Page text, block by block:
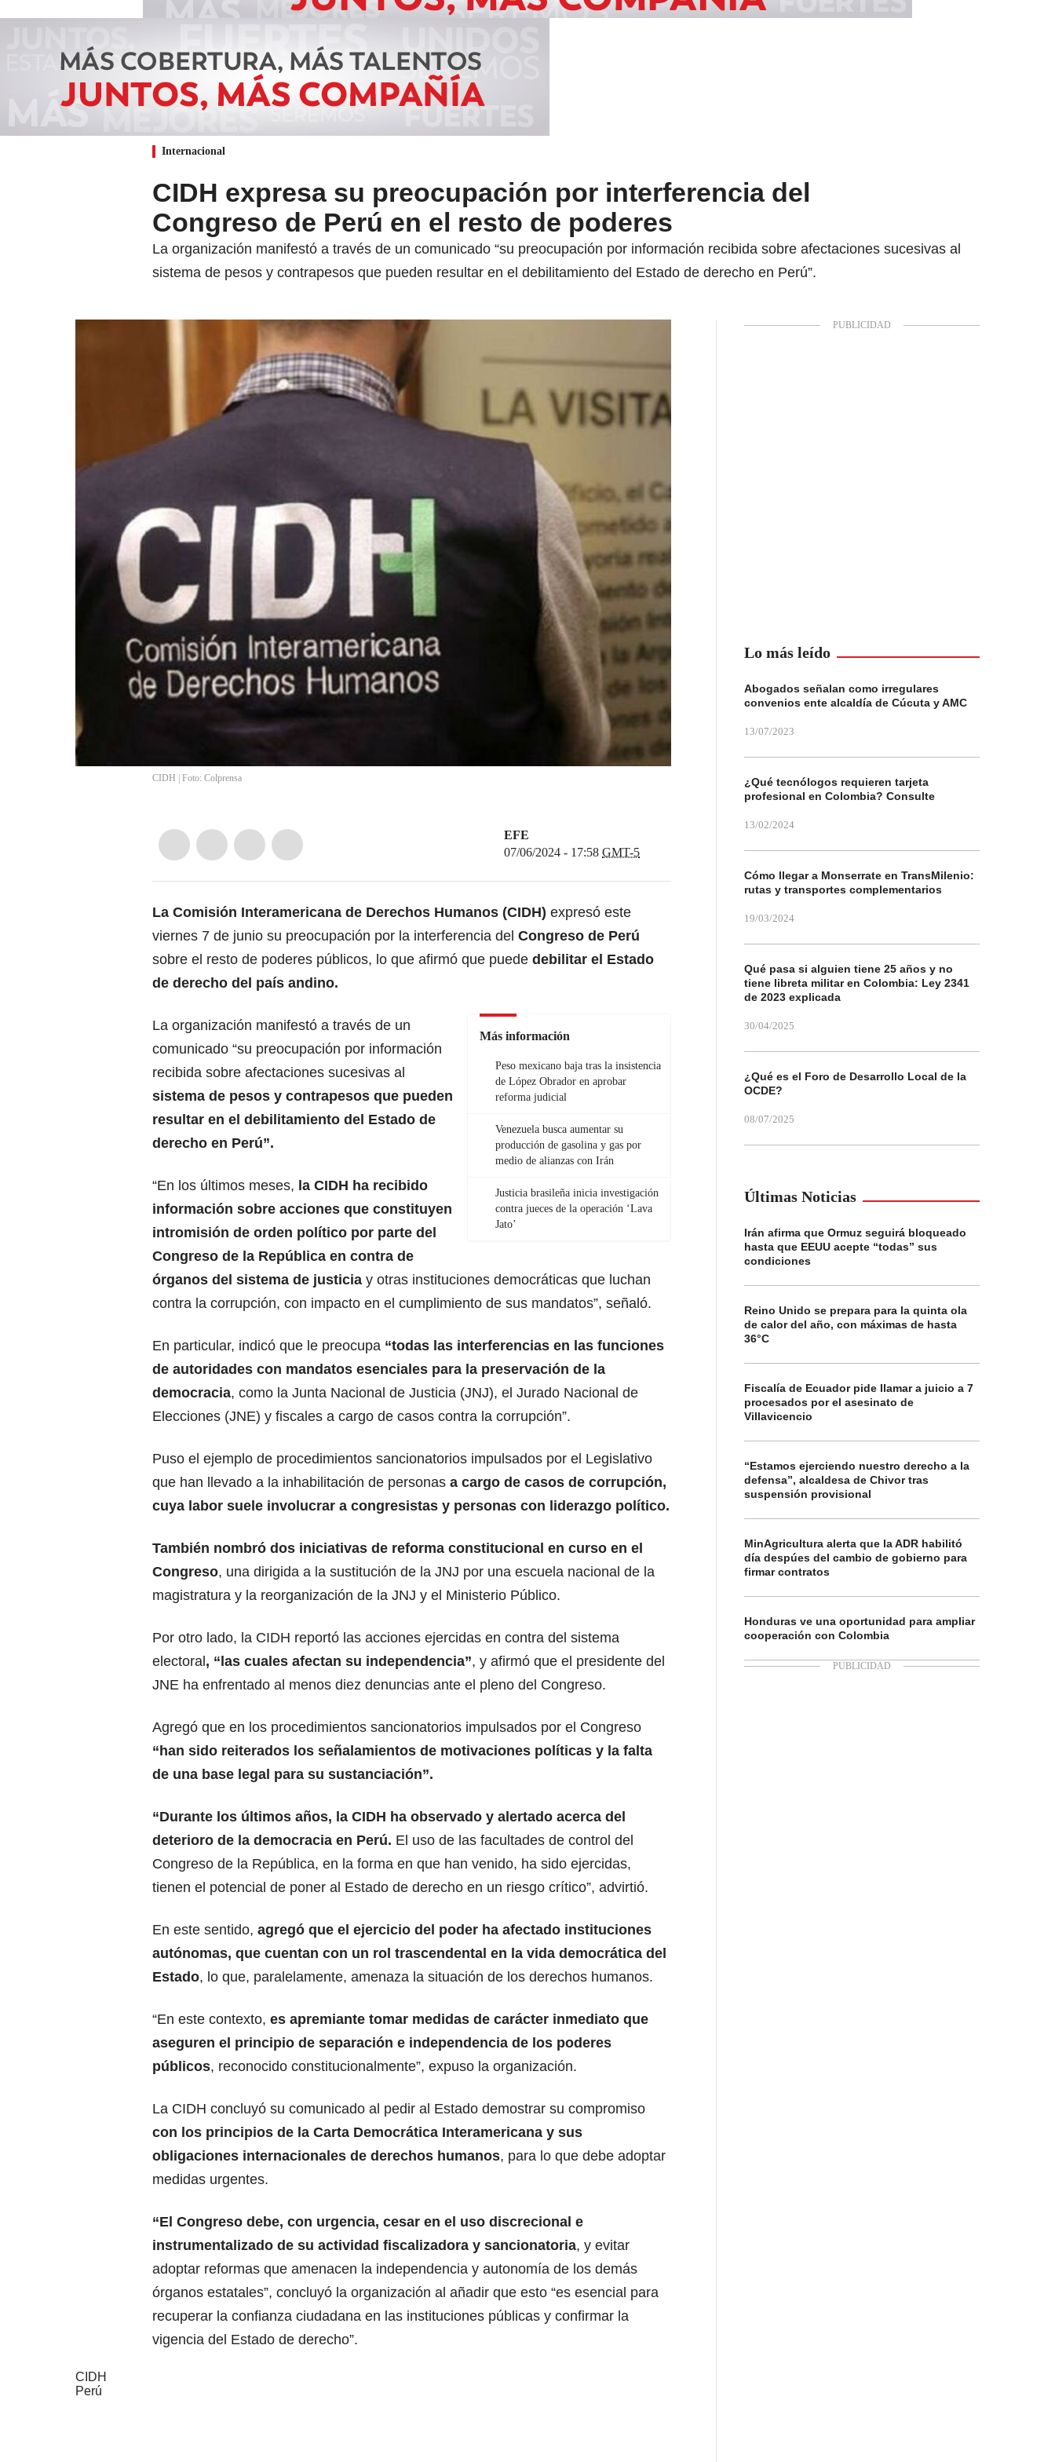
Internacional
CIDH expresa su preocupación por interferencia del
Congreso de Perú en el resto de poderes
La organización manifestó a través de un comunicado “su preocupación por información recibida sobre afectaciones sucesivas al
sistema de pesos y contrapesos que pueden resultar en el debilitamiento del Estado de derecho en Perú”.
CIDH | Foto: Colprensa
EFE
07/06/2024 - 17:58 GMT-5
La Comisión Interamericana de Derechos Humanos (CIDH) expresó este
viernes 7 de junio su preocupación por la interferencia del Congreso de Perú
sobre el resto de poderes públicos, lo que afirmó que puede debilitar el Estado
de derecho del país andino.
Más información
Peso mexicano baja tras la insistencia
de López Obrador en aprobar
reforma judicial
Venezuela busca aumentar su
producción de gasolina y gas por
medio de alianzas con Irán
Justicia brasileña inicia investigación
contra jueces de la operación ‘Lava
Jato’
La organización manifestó a través de un
comunicado “su preocupación por información
recibida sobre afectaciones sucesivas al
sistema de pesos y contrapesos que pueden
resultar en el debilitamiento del Estado de
derecho en Perú”.
“En los últimos meses, la CIDH ha recibido
información sobre acciones que constituyen
intromisión de orden político por parte del
Congreso de la República en contra de
órganos del sistema de justicia y otras instituciones democráticas que luchan
contra la corrupción, con impacto en el cumplimiento de sus mandatos”, señaló.
En particular, indicó que le preocupa “todas las interferencias en las funciones
de autoridades con mandatos esenciales para la preservación de la
democracia, como la Junta Nacional de Justicia (JNJ), el Jurado Nacional de
Elecciones (JNE) y fiscales a cargo de casos contra la corrupción”.
Puso el ejemplo de procedimientos sancionatorios impulsados por el Legislativo
que han llevado a la inhabilitación de personas a cargo de casos de corrupción,
cuya labor suele involucrar a congresistas y personas con liderazgo político.
También nombró dos iniciativas de reforma constitucional en curso en el
Congreso, una dirigida a la sustitución de la JNJ por una escuela nacional de la
magistratura y la reorganización de la JNJ y el Ministerio Público.
Por otro lado, la CIDH reportó las acciones ejercidas en contra del sistema
electoral , “las cuales afectan su independencia”, y afirmó que el presidente del
JNE ha enfrentado al menos diez denuncias ante el pleno del Congreso.
Agregó que en los procedimientos sancionatorios impulsados por el Congreso
“han sido reiterados los señalamientos de motivaciones políticas y la falta
de una base legal para su sustanciación”.
“Durante los últimos años, la CIDH ha observado y alertado acerca del
deterioro de la democracia en Perú. El uso de las facultades de control del
Congreso de la República, en la forma en que han venido, ha sido ejercidas,
tienen el potencial de poner al Estado de derecho en un riesgo crítico”, advirtió.
En este sentido, agregó que el ejercicio del poder ha afectado instituciones
autónomas, que cuentan con un rol trascendental en la vida democrática del
Estado, lo que, paralelamente, amenaza la situación de los derechos humanos.
“En este contexto, es apremiante tomar medidas de carácter inmediato que
aseguren el principio de separación e independencia de los poderes
públicos, reconocido constitucionalmente”, expuso la organización.
La CIDH concluyó su comunicado al pedir al Estado demostrar su compromiso
con los principios de la Carta Democrática Interamericana y sus
obligaciones internacionales de derechos humanos, para lo que debe adoptar
medidas urgentes.
“El Congreso debe, con urgencia, cesar en el uso discrecional e
instrumentalizado de su actividad fiscalizadora y sancionatoria, y evitar
adoptar reformas que amenacen la independencia y autonomía de los demás
órganos estatales”, concluyó la organización al añadir que esto “es esencial para
recuperar la confianza ciudadana en las instituciones públicas y confirmar la
vigencia del Estado de derecho”.
CIDH
Perú
Lo más leído
Abogados señalan como irregulares
convenios ente alcaldía de Cúcuta y AMC
13/07/2023
¿Qué tecnólogos requieren tarjeta
profesional en Colombia? Consulte
13/02/2024
Cómo llegar a Monserrate en TransMilenio:
rutas y transportes complementarios
19/03/2024
Qué pasa si alguien tiene 25 años y no
tiene libreta militar en Colombia: Ley 2341
de 2023 explicada
30/04/2025
¿Qué es el Foro de Desarrollo Local de la
OCDE?
08/07/2025
Últimas Noticias
Irán afirma que Ormuz seguirá bloqueado
hasta que EEUU acepte “todas” sus
condiciones
Reino Unido se prepara para la quinta ola
de calor del año, con máximas de hasta
36°C
Fiscalía de Ecuador pide llamar a juicio a 7
procesados por el asesinato de
Villavicencio
“Estamos ejerciendo nuestro derecho a la
defensa”, alcaldesa de Chivor tras
suspensión provisional
MinAgricultura alerta que la ADR habilitó
día despúes del cambio de gobierno para
firmar contratos
Honduras ve una oportunidad para ampliar
cooperación con Colombia